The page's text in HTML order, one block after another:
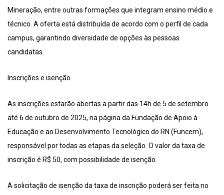
Mineração, entre outras formações que integram ensino médio e
técnico. A oferta está distribuída de acordo com o perfil de cada
campus, garantindo diversidade de opções às pessoas
candidatas.
Inscrições e isenção
As inscrições estarão abertas a partir das 14h de 5 de setembro
até 6 de outubro de 2025, na página da Fundação de Apoio à
Educação e ao Desenvolvimento Tecnológico do RN (Funcern),
responsável por todas as etapas da seleção. O valor da taxa de
inscrição é R$ 50, com possibilidade de isenção.
A solicitação de isenção da taxa de inscrição poderá ser feita no